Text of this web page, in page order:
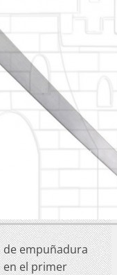
de empuñadura
en el primer